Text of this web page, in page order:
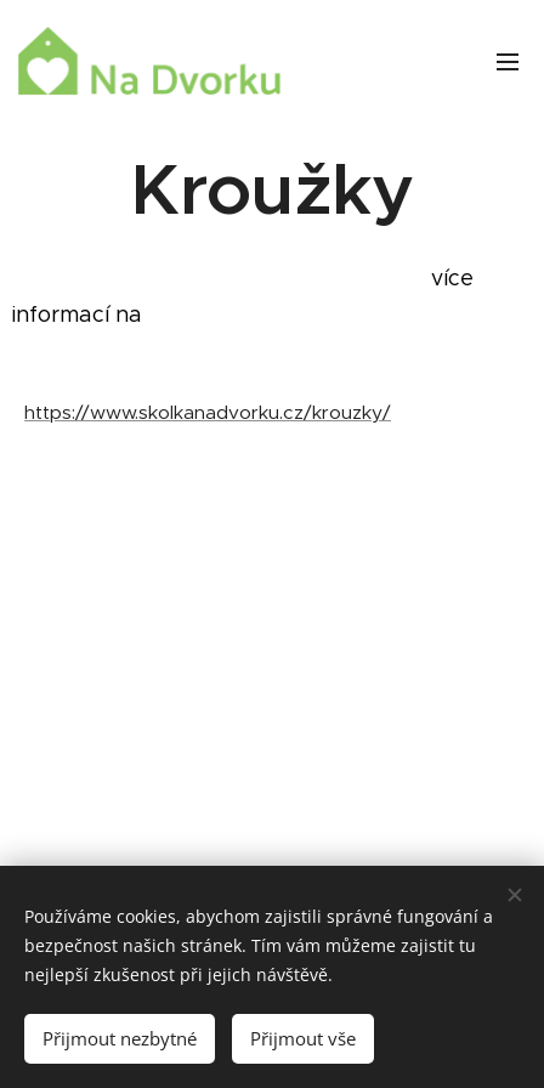
Kroužky
více
informací na
https://www.skolkanadvorku.cz/krouzky/
© 2023 Na Dvorku z.s.
Vytvořeno službou Webnode
Používáme cookies, abychom zajistili správné fungování a
bezpečnost našich stránek. Tím vám můžeme zajistit tu
nejlepší zkušenost při jejich návštěvě.
Přijmout nezbytné Přijmout vše